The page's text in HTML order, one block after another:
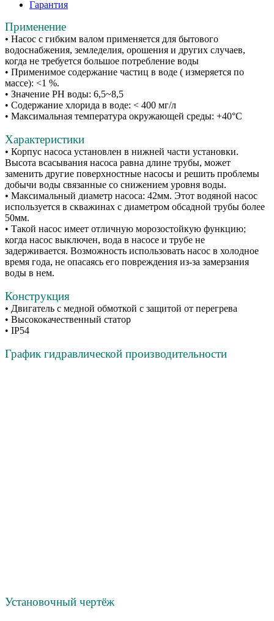
Гарантия
Применение
• Насос с гибким валом применяется для бытового
водоснабжения, земледелия, орошения и других случаев,
когда не требуется большое потребление воды
• Применимое содержание частиц в воде ( измеряется по
массе): <1 %.
• Значение РН воды: 6,5~8,5
• Содержание хлорида в воде: < 400 мг/л
• Максимальная температура окружающей среды: +40°С
Характеристики
• Корпус насоса установлен в нижней части установки.
Высота всасывания насоса равна длине трубы, может
заменить другие поверхностные насосы и решить проблемы
добычи воды связанные со снижением уровня воды.
• Максимальный диаметр насоса: 42мм. Этот водяной насос
используется в скважинах с диаметром обсадной трубы более
50мм.
• Такой насос имеет отличную морозостойкую функцию;
когда насос выключен, вода в насосе и трубе не
задерживается. Возможность использовать насос в холодное
время года, не опасаясь его повреждения из-за замерзания
воды в нем.
Конструкция
• Двигатель с медной обмоткой с защитой от перегрева
• Высококачественный статор
• IP54
График гидравлической производительности
Установочный чертёж